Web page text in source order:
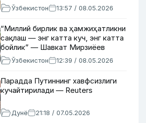
Ўзбекистон 13:57 / 08.05.2026
“Миллий бирлик ва ҳамжиҳатликни
сақлаш — энг катта куч, энг катта
бойлик” — Шавкат Мирзиёев
Ўзбекистон 12:39 / 08.05.2026
Парадда Путиннинг хавфсизлиги
кучайтирилади — Reuters
Дунё 21:18 / 07.05.2026